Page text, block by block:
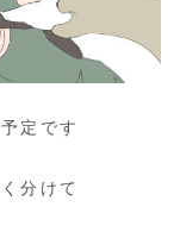
定です
分けて